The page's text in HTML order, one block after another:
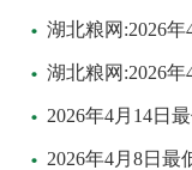
湖北粮网:2026
湖北粮网:2026
2026年4月14日
2026年4月8日